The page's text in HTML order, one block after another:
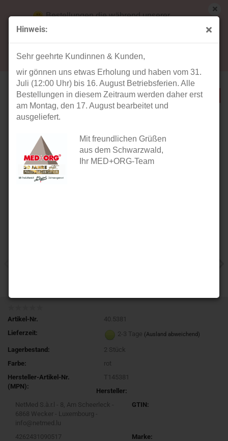
Hinweis:
Sehr geehrte Kundinnen & Kunden,
wir gönnen uns etwas Erholung und haben vom 31.
Juli (12:00 Uhr) bis 16. August Betriebsferien. Alle
Bestellungen in diesem Zeitraum werden daher erst
am Montag, den 17. August bearbeitet und
ausgeliefert.
Mit freundlichen Grüßen
aus dem Schwarzwald,
Ihr MED+ORG-Team
Bestellungen die während unserer
Betriebsferien (31. Juli ab 12:00 Uhr bis 16.
Artikel in dieser Kategorie
TEQLER Rettungstasche HASSELT
Artikel-Nr.
40.5381
Lieferzeit:
2-3 Tage (Ausland abweichend)
Lagerbestand: 2 Stück
Farbe:
rot
Hersteller-Artikel-Nr.
(MPN):
T145381
Hersteller:
NetMed S.à.r.l - 8, Am Scheerleck -
6868 Wecker - Luxembourg -
info@netmed.lu
GTIN:
4262431090517
Marke: